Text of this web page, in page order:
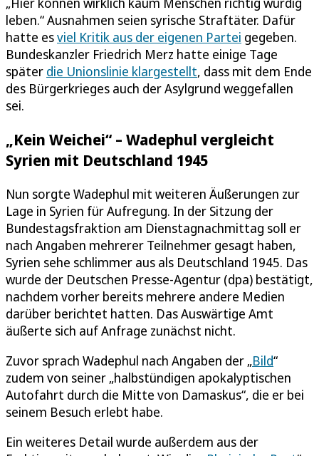
leben.“ Ausnahmen seien syrische Straftäter. Dafür
hatte esviel Kritik aus der eigenen Partei gegeben.
Bundeskanzler Friedrich Merz hatte einige Tage
später die Unionslinie klargestellt, dass mit dem Ende
des Bürgerkrieges auch der Asylgrund weggefallen
sei.
„Kein Weichei“ – Wadephul vergleicht
Syrien mit Deutschland 1945
Nun sorgte Wadephul mit weiteren Äußerungen zur
Lage in Syrien für Aufregung. In der Sitzung der
Bundestagsfraktion am Dienstagnachmittag soll er
nach Angaben mehrerer Teilnehmer gesagt haben,
Syrien sehe schlimmer aus als Deutschland 1945. Das
wurde der Deutschen Presse-Agentur (dpa) bestätigt,
nachdem vorher bereits mehrere andere Medien
darüber berichtet hatten. Das Auswärtige Amt
äußerte sich auf Anfrage zunächst nicht.
Zuvor sprach Wadephul nach Angaben der „Bild“
zudem von seiner „halbstündigen apokalyptischen
Autofahrt durch die Mitte von Damaskus“, die er bei
seinem Besuch erlebt habe.
Ein weiteres Detail wurde außerdem aus der